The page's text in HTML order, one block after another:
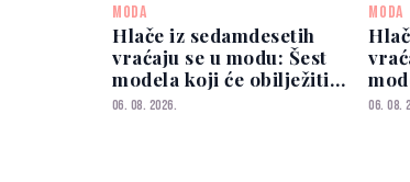
MODA
Hlače iz sedamdesetih
vraćaju se u modu: Šest
modela koji će obilježiti
sezonu
06. 08. 2026.
MODA
06. 08.